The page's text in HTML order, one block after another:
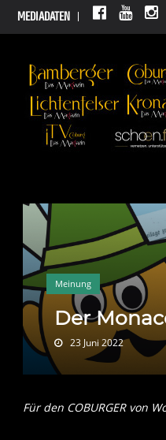
MEDIADATEN
Meinung
Der
23 Juni 2022
Für den COBURGER von